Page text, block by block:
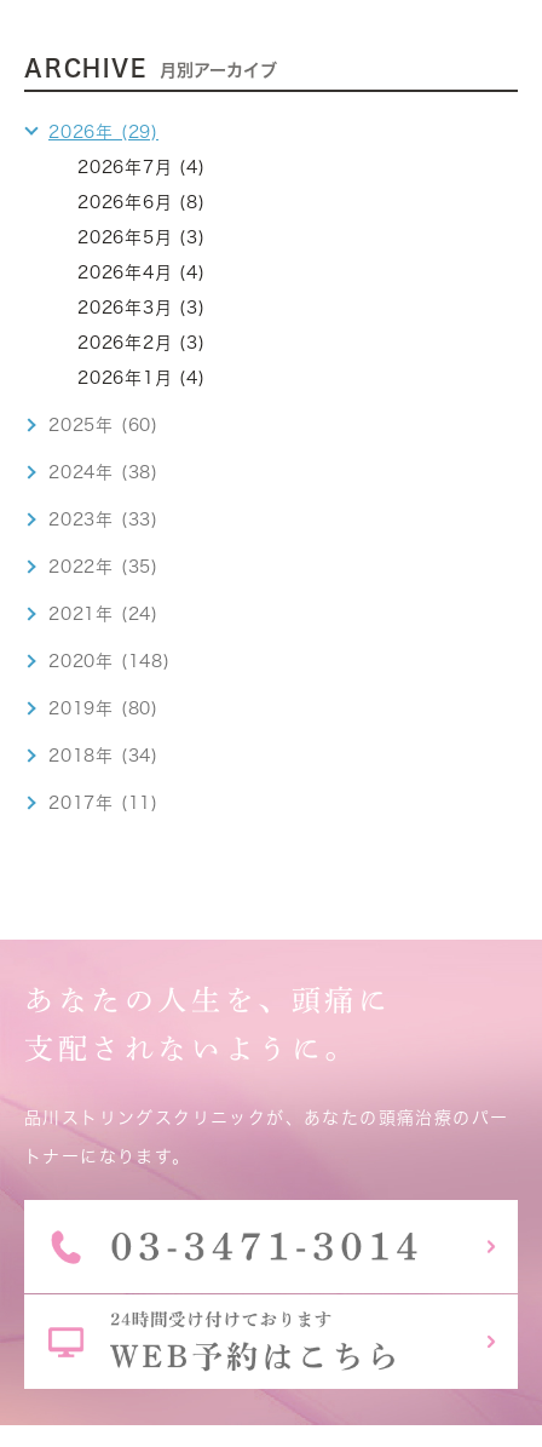
ARCHIVE 月別アーカイブ
2026年 (29)
2026年7月 (4)
2026年6月 (8)
2026年5月 (3)
2026年4月 (4)
2026年3月 (3)
2026年2月 (3)
2026年1月 (4)
2025年 (60)
2024年 (38)
2023年 (33)
2022年 (35)
2021年 (24)
2020年 (148)
2019年 (80)
2018年 (34)
2017年 (11)
あなたの人生を、頭痛に
支配されないように。
品川ストリングスクリニックが、あなたの頭痛治療のパー
トナーになります。